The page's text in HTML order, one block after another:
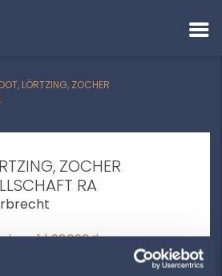
LÖRTZING, ZOCHER
ZOCHER
RA
1 | 98693 Ilmenau